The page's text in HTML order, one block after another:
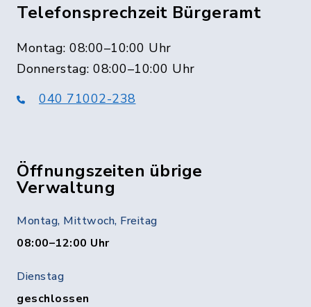
Telefonsprechzeit Bürgeramt
Montag: 08:00–10:00 Uhr
Donnerstag: 08:00–10:00 Uhr
040 71002-238
Öffnungszeiten übrige
Verwaltung
Montag, Mittwoch, Freitag
08:00–12:00 Uhr
Dienstag
geschlossen